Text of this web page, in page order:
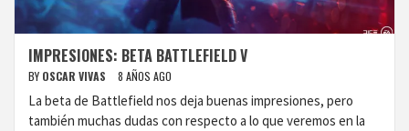
IMPRESIONES: BETA BATTLEFIELD V
BY OSCAR VIVAS 8 AÑOS AGO
La beta de Battlefield nos deja buenas impresiones, pero
también muchas dudas con respecto a lo que veremos en la